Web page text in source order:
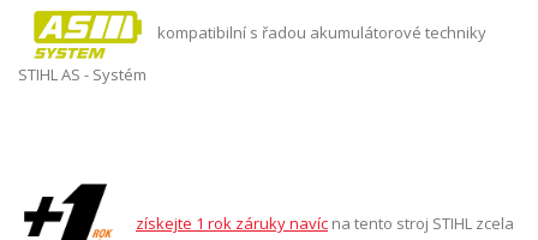
kompatibilní s řadou akumulátorové techniky
STIHL AS - Systém
získejte 1 rok záruky navíc na tento stroj STIHL zcela